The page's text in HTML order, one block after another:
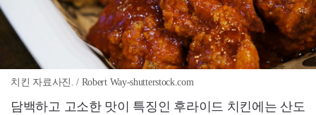
치킨 자료사진. / Robert Way-shutterstock.com
담백하고 고소한 맛이 특징인 후라이드 치킨에는 산도